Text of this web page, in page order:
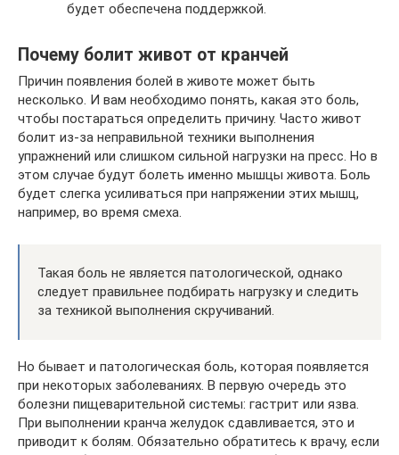
будет обеспечена поддержкой.
Почему болит живот от кранчей
Причин появления болей в животе может быть
несколько. И вам необходимо понять, какая это боль,
чтобы постараться определить причину. Часто живот
болит из-за неправильной техники выполнения
упражнений или слишком сильной нагрузки на пресс. Но в
этом случае будут болеть именно мышцы живота. Боль
будет слегка усиливаться при напряжении этих мышц,
например, во время смеха.
Такая боль не является патологической, однако
следует правильнее подбирать нагрузку и следить
за техникой выполнения скручиваний.
Но бывает и патологическая боль, которая появляется
при некоторых заболеваниях. В первую очередь это
болезни пищеварительной системы: гастрит или язва.
При выполнении кранча желудок сдавливается, это и
приводит к болям. Обязательно обратитесь к врачу, если